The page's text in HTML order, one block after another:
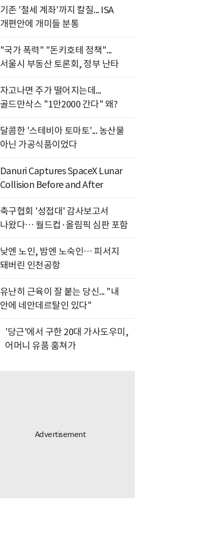
기존 '절세 계좌'까지 칼질... ISA
개편안에 개미들 분통
"국가 폭력" "돈키호테 정책"...
서울시 부동산 토론회, 정부 난타
자고나면 주가 떨어지는데...
골드만삭스 "1만2000 간다" 왜?
달콤한 '스테비아 토마토'... 농산물
아닌 가공식품이었다
Danuri Captures SpaceX Lunar
Collision Before and After
축구협회 '성접대' 감사보고서
나왔다… 월드컵·올림픽 심판 포함
낮엔 노인, 밤엔 노숙인… 피서지
돼버린 인천공항
유난히 근육이 잘 붙는 당신... "내
안에 네안데르탈인 있다"
'당근'에서 구한 20대 가사도우미,
어머니 유품 훔쳐가